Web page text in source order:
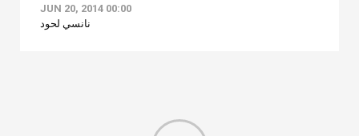
JUN 20, 2014 00:00
نانسي لحود